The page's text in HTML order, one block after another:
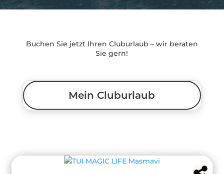
Buchen Sie jetzt Ihren Cluburlaub – wir beraten
Sie gern!
Mein Cluburlaub